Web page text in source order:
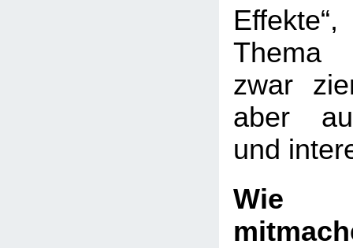
Thema
zwar
aber
und
Wie